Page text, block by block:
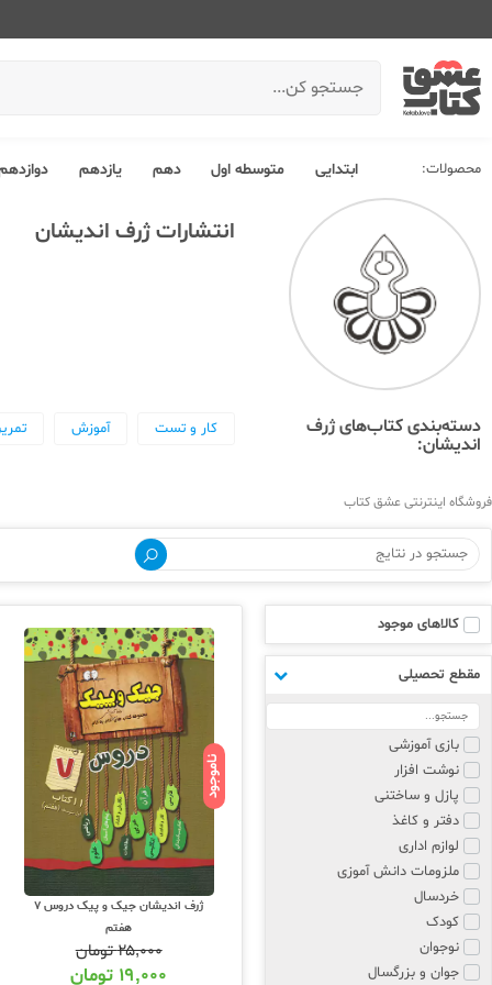
محصولات: ابتدایی متوسطه اول دهم یازدهم
انتشارات ژرف اندیشان
دسته‌بندی کتاب‌های ژرف
اندیشان:
کار و تست آموزش
فروشگاه اینترنتی عشق کتاب
کالاهای موجود
مقطع تحصیلی
بازی آموزشی
نوشت افزار
پازل و ساختنی
دفتر و کاغذ
لوازم اداری
ملزومات دانش آموزی
خردسال
کودک
نوجوان
جوان و بزرگسال
ناموجود
ژرف اندیشان جیک و پیک دروس 7
هفتم
۲۵,۰۰۰تومان
۱۹,۰۰۰ تومان